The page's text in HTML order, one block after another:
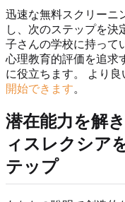
迅速な無料スクリーニ
し、次のステップを決
子さんの学校に持って
心理教育的評価を追求
に役立ちます。 より良
開始できます。
潜在能力を解
ィスレクシア
テップ